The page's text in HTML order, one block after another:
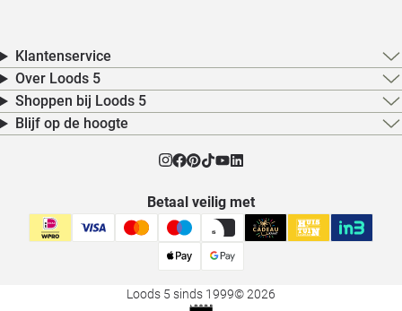
Klantenservice
Over Loods 5
Shoppen bij Loods 5
Blijf op de hoogte
Betaal veilig met
Loods 5 sinds 1999© 2026